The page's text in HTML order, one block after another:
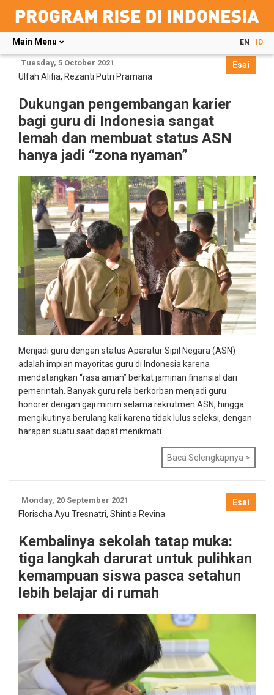
Skip
main
Main Menu EN ID
Esai
Tuesday, 5 October 2021
Ulfah Alifia, Rezanti Putri Pramana
Dukungan pengembangan karier
bagi guru di Indonesia sangat
lemah dan membuat status ASN
hanya jadi “zona nyaman”
Menjadi guru dengan status Aparatur Sipil Negara (ASN)
adalah impian mayoritas guru di Indonesia karena
mendatangkan “rasa aman” berkat jaminan finansial dari
pemerintah. Banyak guru rela berkorban menjadi guru
honorer dengan gaji minim selama rekrutmen ASN, hingga
mengikutinya berulang kali karena tidak lulus seleksi, dengan
harapan suatu saat dapat menikmati...
Baca Selengkapnya >
Esai
Monday, 20 September 2021
Florischa Ayu Tresnatri, Shintia Revina
Kembalinya sekolah tatap muka:
tiga langkah darurat untuk pulihkan
kemampuan siswa pasca setahun
lebih belajar di rumah